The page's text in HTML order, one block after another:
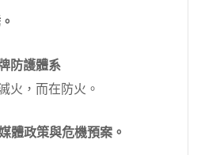
防護體系
火，而在防火。
體政策與危機預案。